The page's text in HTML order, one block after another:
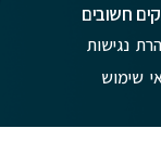
חשובים
נגישות
שימוש